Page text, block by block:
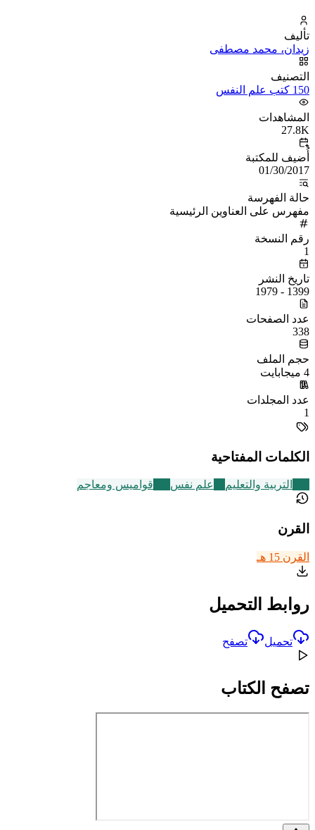
تأليف
زيدان، محمد مصطفى
التصنيف
150 كتب علم النفس
المشاهدات
27.8K
أُضيف للمكتبة
01/30/2017
حالة الفهرسة
مفهرس على العناوين الرئيسية
رقم النسخة
1
تاريخ النشر
1399 - 1979
عدد الصفحات
338
حجم الملف
4 ميجابايت
عدد المجلدات
1
الكلمات المفتاحية
التربية والتعليم علم نفس قواميس ومعاجم
القرن
القرن 15 هـ
روابط التحميل
تحميل تصفح
تصفح الكتاب